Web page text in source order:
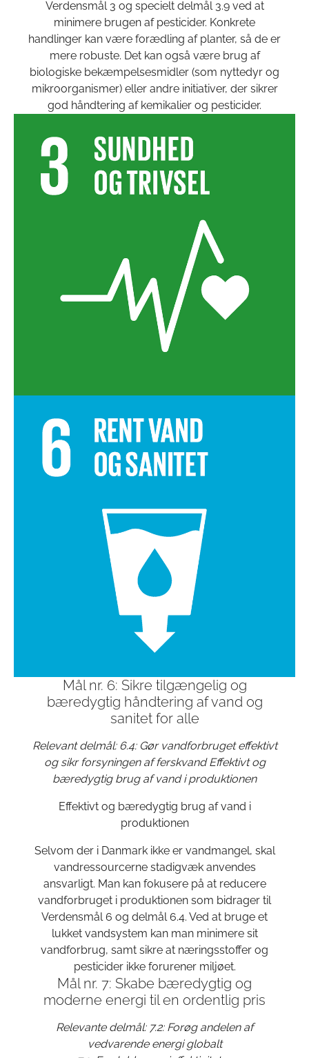
Verdensmål 3 og specielt delmål 3.9 ved at
minimere brugen af pesticider. Konkrete
handlinger kan være forædling af planter, så de er
mere robuste. Det kan også være brug af
biologiske bekæmpelsesmidler (som nyttedyr og
mikroorganismer) eller andre initiativer, der sikrer
god håndtering af kemikalier og pesticider.
Mål nr. 6: Sikre tilgængelig og
bæredygtig håndtering af vand og
sanitet for alle
Relevant delmål: 6.4: Gør vandforbruget effektivt
og sikr forsyningen af ferskvand Effektivt og
bæredygtig brug af vand i produktionen
Effektivt og bæredygtig brug af vand i
produktionen
Selvom der i Danmark ikke er vandmangel, skal
vandressourcerne stadigvæk anvendes
ansvarligt. Man kan fokusere på at reducere
vandforbruget i produktionen som bidrager til
Verdensmål 6 og delmål 6.4. Ved at bruge et
lukket vandsystem kan man minimere sit
vandforbrug, samt sikre at næringsstoffer og
pesticider ikke forurener miljøet.
Mål nr. 7: Skabe bæredygtig og
moderne energi til en ordentlig pris
Relevante delmål: 7.2: Forøg andelen af
vedvarende energi globalt